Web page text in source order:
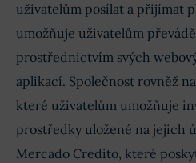
uživatelům posílat a přijímat
umožňuje uživatelům
prostřednictvím svých
aplikací. Společnost rovněž
které uživatelům umožňuje
prostředky uložené na jejich
Mercado Credito, které